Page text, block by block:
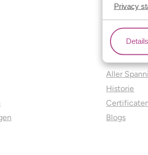
Privacy
Over
Aller
Historie
Blogs